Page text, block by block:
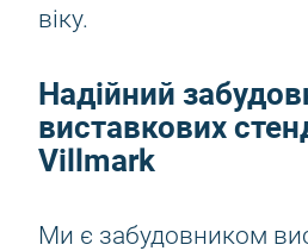
віку.
Надійний
виставкових
Villmark
Ми є забудовником